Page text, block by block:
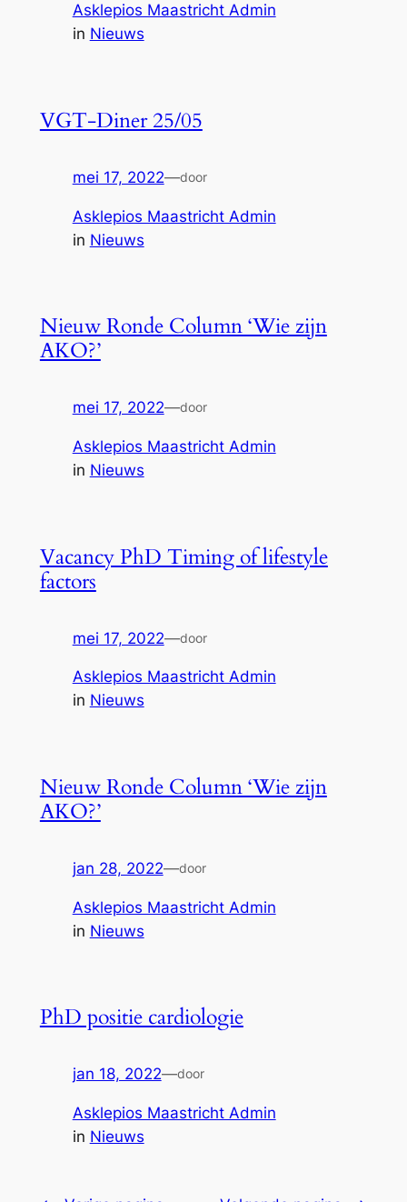
Asklepios Maastricht Admin
in Nieuws
VGT-Diner 25/05
mei 17, 2022—door
Asklepios Maastricht Admin
in Nieuws
Nieuw Ronde Column ‘Wie zijn
AKO?’
mei 17, 2022—door
Asklepios Maastricht Admin
in Nieuws
Vacancy PhD Timing of lifestyle
factors
mei 17, 2022—door
Asklepios Maastricht Admin
in Nieuws
Nieuw Ronde Column ‘Wie zijn
AKO?’
jan 28, 2022—door
Asklepios Maastricht Admin
in Nieuws
PhD positie cardiologie
jan 18, 2022—door
Asklepios Maastricht Admin
in Nieuws